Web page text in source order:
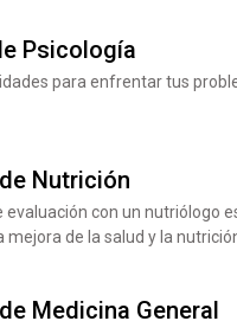
Psicología
para enfrentar tus
Nutrición
evaluación con un nutriólogo
mejora de la salud y la
Medicina General